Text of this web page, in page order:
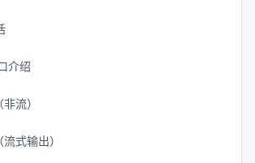
介绍
流）
式输出）